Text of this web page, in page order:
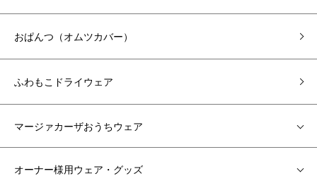
おぱんつ（オムツカバー）
ふわもこドライウェア
マージァカーザおうちウェア
オーナー様用ウェア・グッズ